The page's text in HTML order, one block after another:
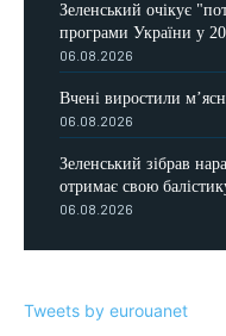
Зеленський очікує
програми України у
06.08.2026
Вчені виростили
06.08.2026
Зеленський зібрав
отримає свою
06.08.2026
Tweets by eurouanet